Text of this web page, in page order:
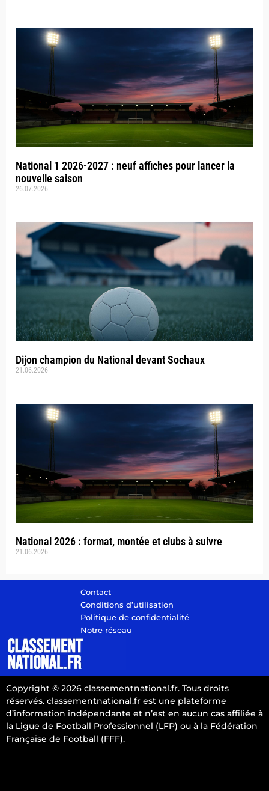
National 1 2026-2027 : neuf affiches pour lancer la
nouvelle saison
26.07.2026
Dijon champion du National devant Sochaux
21.06.2026
National 2026 : format, montée et clubs à suivre
21.06.2026
Contact
Conditions d’utilisation
Politique de confidentialité
Notre réseau
Copyright © 2026 classementnational.fr. Tous droits
réservés. classementnational.fr est une plateforme
d’information indépendante et n’est en aucun cas affiliée à
la Ligue de Football Professionnel (LFP) ou à la Fédération
Française de Football (FFF).